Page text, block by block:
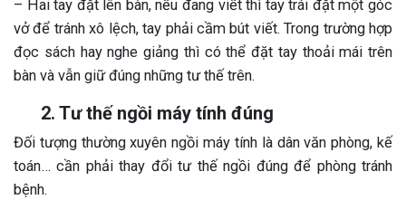
– Hai tay đặt lên bàn, nếu đang viết thì tay trái đặt một góc
vở để tránh xô lệch, tay phải cầm bút viết. Trong trường hợp
đọc sách hay nghe giảng thì có thể đặt tay thoải mái trên
bàn và vẫn giữ đúng những tư thế trên.
2. Tư thế ngồi máy tính đúng
Đối tượng thường xuyên ngồi máy tính là dân văn phòng, kế
toán… cần phải thay đổi tư thế ngồi đúng để phòng tránh
bệnh.